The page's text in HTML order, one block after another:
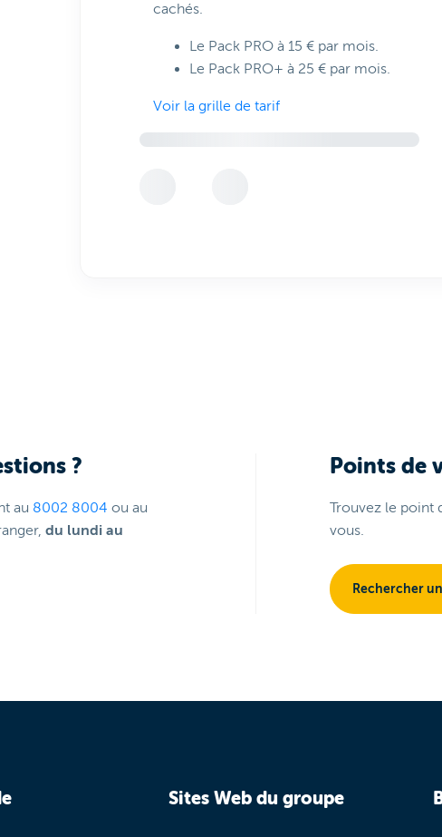
cachés.
Le Pack PRO à 15 € par mois.
Le Pack PRO+ à 25 € par mois.
Voir la grille de tarif
?
au 8002 8004 ou au
du lundi au
Points de
Trouvez le point
vous.
Rechercher
Sites Web du groupe